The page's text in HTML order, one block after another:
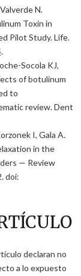
N.
Toxin in
Pilot Study. Life.
.
Socola KJ,
of botulinum
to
review. Dent
I, Gala A.
in the
— Review
doi:
declaran no
a lo expuesto